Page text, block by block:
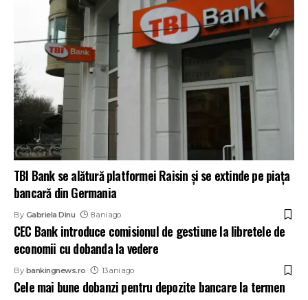
TBI Bank se alătură platformei Raisin și se extinde pe piața
bancară din Germania
By Gabriela Dinu 8 ani ago
CEC Bank introduce comisionul de gestiune la libretele de
economii cu dobanda la vedere
By bankingnews.ro 13 ani ago
Cele mai bune dobanzi pentru depozite bancare la termen